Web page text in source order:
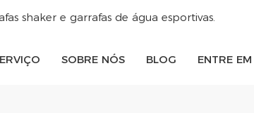
shaker e garrafas de água esportivas.
SOBRE NÓS BLOG ENTRE